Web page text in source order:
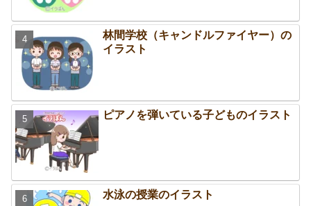
林間学校（キャンドルファイヤー）の
イラスト
ピアノを弾いている子どものイラスト
水泳の授業のイラスト